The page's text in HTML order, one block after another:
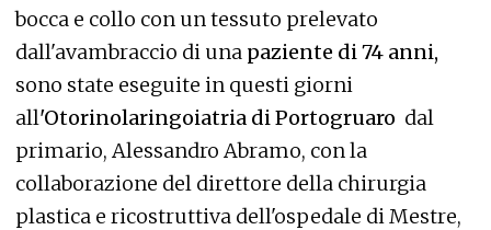
bocca e collo con un tessuto prelevato
dall'avambraccio di una paziente di 74 anni,
sono state eseguite in questi giorni
all'Otorinolaringoiatria di Portogruaro dal
primario, Alessandro Abramo, con la
collaborazione del direttore della chirurgia
plastica e ricostruttiva dell'ospedale di Mestre,